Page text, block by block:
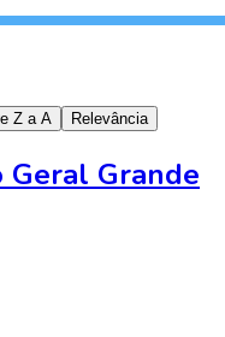
Z a A Relevância
Geral Grande